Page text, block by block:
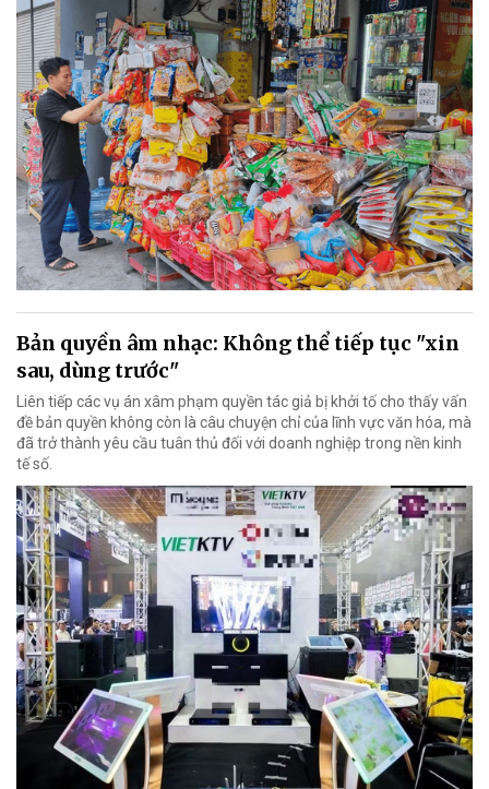
Bản quyền âm nhạc: Không thể tiếp tục "xin
sau, dùng trước"
Liên tiếp các vụ án xâm phạm quyền tác giả bị khởi tố cho thấy vấn
đề bản quyền không còn là câu chuyện chỉ của lĩnh vực văn hóa, mà
đã trở thành yêu cầu tuân thủ đối với doanh nghiệp trong nền kinh
tế số.